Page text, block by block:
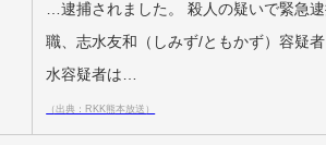
…逮捕されました。 殺人の疑いで緊急
職、志水友和（しみず/ともかず）容疑
水容疑者は…
（出典：RKK熊本放送）